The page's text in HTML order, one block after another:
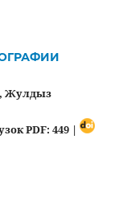
Жулдыз
PDF: 449 |